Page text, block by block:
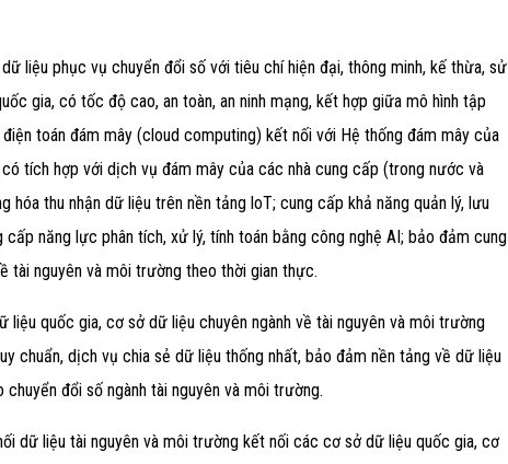
liệu phục vụ chuyển đổi số với tiêu chí hiện đại, thông minh, kế thừa, sử
gia, có tốc độ cao, an toàn, an ninh mạng, kết hợp giữa mô hình tập
toán đám mây (cloud computing) kết nối với Hệ thống đám mây của
có tích hợp với dịch vụ đám mây của các nhà cung cấp (trong nước và
hóa thu nhận dữ liệu trên nền tảng loT; cung cấp khả năng quản lý, lưu
năng lực phân tích, xử lý, tính toán bằng công nghệ AI; bảo đảm cung
tài nguyên và môi trường theo thời gian thực.
liệu quốc gia, cơ sở dữ liệu chuyên ngành về tài nguyên và môi trường
chuẩn, dịch vụ chia sẻ dữ liệu thống nhất, bảo đảm nền tảng về dữ liệu
đổi số ngành tài nguyên và môi trường.
dữ liệu tài nguyên và môi trường kết nối các cơ sở dữ liệu quốc gia, cơ